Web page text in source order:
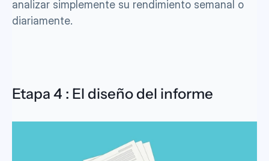
analizar simplemente su rendimiento semanal o
diariamente.
Etapa 4 : El diseño del informe